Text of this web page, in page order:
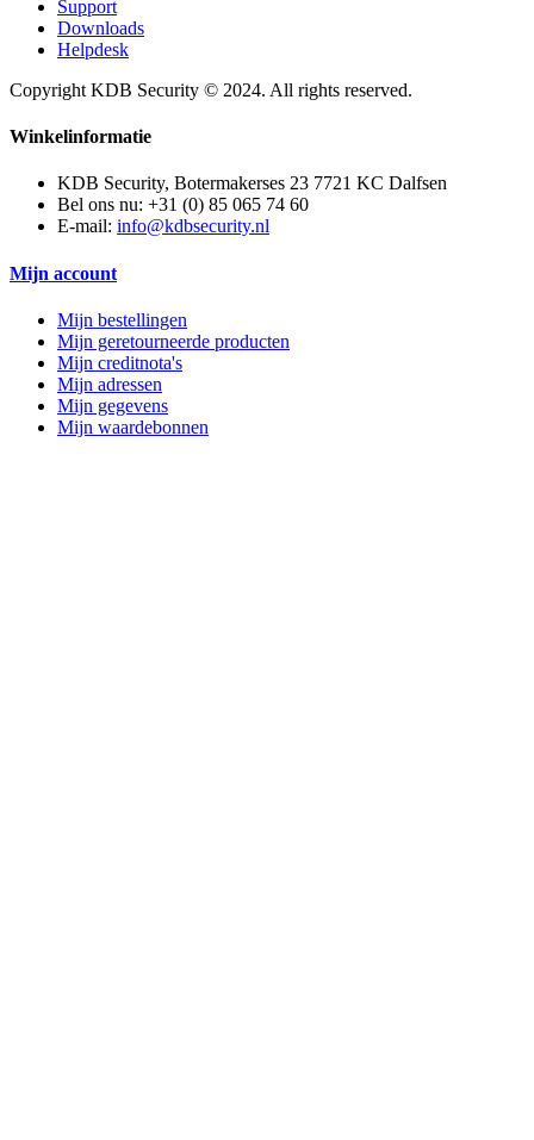
Support
Downloads
Helpdesk
Copyright KDB Security © 2024. All rights reserved.
Winkelinformatie
KDB Security, Botermakerses 23 7721 KC Dalfsen
Bel ons nu: +31 (0) 85 065 74 60
E-mail: info@kdbsecurity.nl
Mijn account
Mijn bestellingen
Mijn geretourneerde producten
Mijn creditnota's
Mijn adressen
Mijn gegevens
Mijn waardebonnen